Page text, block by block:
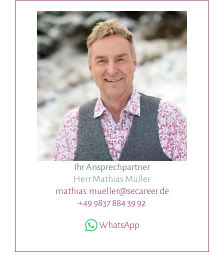
Ihr Ansprechpartner
Herr Mathias Müller
mathias.mueller@secareer.de
+49 9837 884 39 92
WhatsApp